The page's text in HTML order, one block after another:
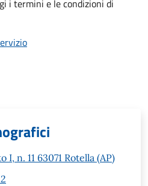
i termini e le condizioni di
I, n. 11 63071 Rotella (AP)